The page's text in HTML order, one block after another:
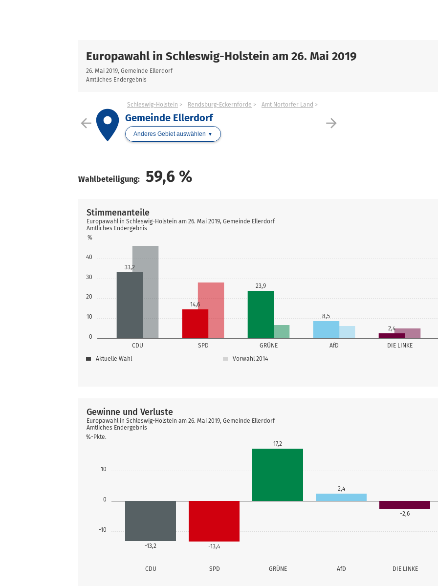
Europawahl in Schleswig-Holstein am 26. Mai 2019
26. Mai 2019, Gemeinde Ellerdorf
Amtliches Endergebnis
arrow_back arrow_forward
place
Schleswig-Holstein Rendsburg-Eckernförde Amt Nortorfer Land
Gemeinde Ellerdorf
Anderes Gebiet auswählen
Wahlbeteiligung: 59,6 %
0
10
20
30
40
%
CDU SPD GRÜNE AfD DIE LINKE
33,2
14,6
23,9
8,5
2,4
Stimmenanteile
Europawahl in Schleswig-Holstein am 26. Mai 2019, Gemeinde Ellerdorf
Amtliches Endergebnis
Aktuelle Wahl Vorwahl 2014
-10
0
10
%-Pkte.
CDU SPD GRÜNE AfD DIE LINKE
-13,2 -13,4
17,2
2,4
-2,6
Gewinne und Verluste
Europawahl in Schleswig-Holstein am 26. Mai 2019, Gemeinde Ellerdorf
Amtliches Endergebnis